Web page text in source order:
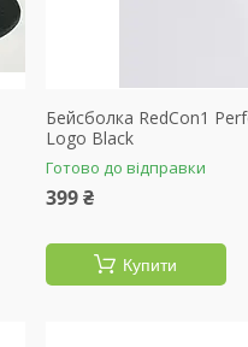
Бейсболка RedCon1
Logo Black
Готово до відправки
399 ₴
Купити